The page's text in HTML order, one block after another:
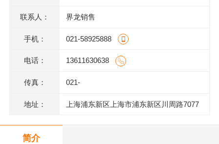
联系人： 界龙销售
手机： 021-58925888
电话： 13611630638
传真： 021-
地址： 上海浦东新区上海市浦东新区川周路7077
简介